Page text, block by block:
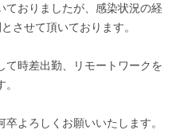
ておりましたが、感染状況の経
させて頂いております。
て時差出勤、リモートワークを
よろしくお願いいたします。